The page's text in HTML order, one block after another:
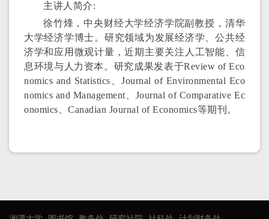
主讲人简介:
徐竹烽，中央财经大学经济学院副教授， 清华
大学经济学博士。研究领域为发展经济学、公共经
济学和应用微观计量，近期主要关注人 工智能、信
息环境与人力资本。研究成果发表于Review of Eco
nomics and Statistics、Journal of Environmental Eco
nomics and Management、Journal of Comparative Ec
onomics、Canadian Journal of Economics等期刊。